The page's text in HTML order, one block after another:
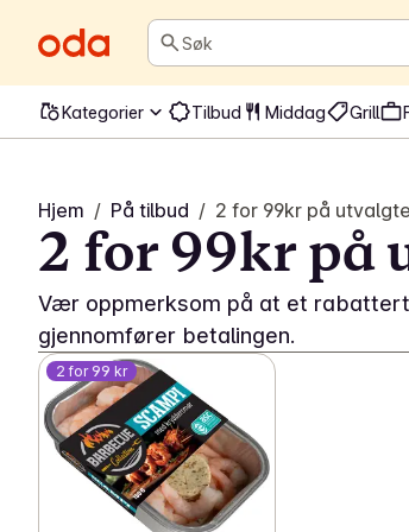
Søk
Kategorier Tilbud Middag Grill
Hjem / På tilbud / 2 for 99kr på
2 for 99kr på
Vær oppmerksom på at et
gjennomfører betalingen.
2 for 99 kr